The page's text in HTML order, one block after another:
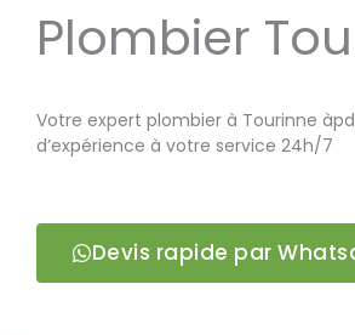
Plombier
Votre expert plombier à Tourinne
d’expérience à votre service 24h/7
Devis rapide par